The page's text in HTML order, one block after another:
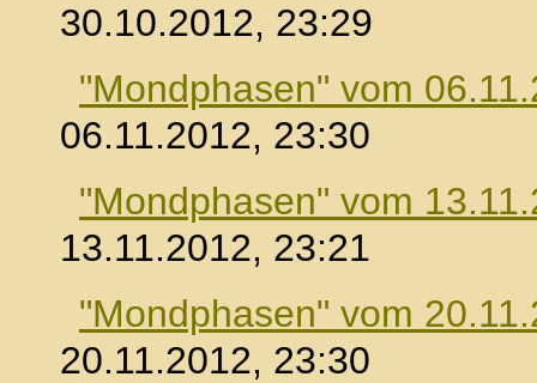
30.10.2012, 23:29
"Mondphasen" vom
06.11.2012, 23:30
"Mondphasen" vom
13.11.2012, 23:21
"Mondphasen" vom
20.11.2012, 23:30